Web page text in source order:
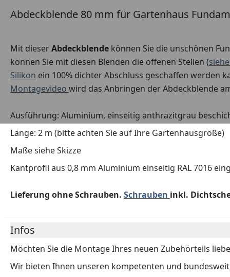
Abdeckblende 80 mm für Gartenhaus
Mit dieserAbdeckblende können Sie die unschönen
können Sie mit diesen Blenden die offenen Stellen (
Silikon ein 100% dichter Abschluss geschaffen werden
Montagevideo wird das Anbringen der Abdeckblende
Ausführung: Aluminium, einseitig anthrazitgrau
Länge: 2 m (bitte achten Sie auf Ihre Gartenhausgröße)
Maße siehe Skizze
Kantprofil aus 0,8 mm Aluminium einseitig RAL 7016
Lieferung ohne Schrauben. Schrauben inkl.
Infos
Möchten Sie die Montage Ihres neuen Zubehörteils
Wir bieten Ihnen unseren kompetenten und